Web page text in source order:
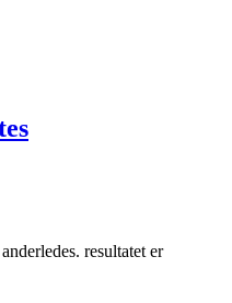
resultatet er